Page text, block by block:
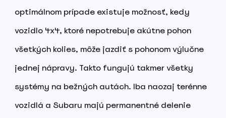
optimálnom prípade existuje možnosť, kedy
vozidlo 4x4, ktoré nepotrebuje akútne pohon
všetkých kolies, môže jazdiť s pohonom výlučne
jednej nápravy. Takto fungujú takmer všetky
systémy na bežných autách. Iba naozaj terénne
vozidlá a Subaru majú permanentné delenie